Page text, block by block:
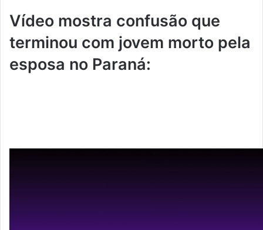
Vídeo mostra confusão que
terminou com jovem morto pela
esposa no Paraná: